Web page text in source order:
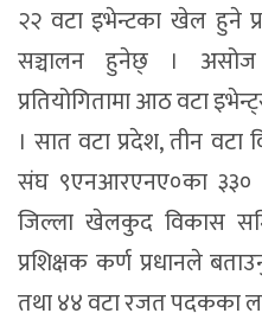
२२ वटा इभेन्टका खेल हुने
सञ्चालन हुनेछ् ।
प्रतियोगितामा आठ वटा
। सात वटा प्रदेश, तीन
संघ ९एनआरएनए०का ३३०
जिल्ला खेलकुद विकास
प्रशिक्षक कर्ण प्रधानले
तथा ४४ वटा रजत पदकका